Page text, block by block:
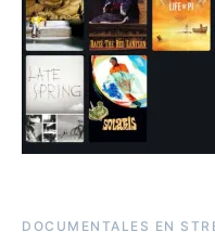
DOCUMENTALES EN